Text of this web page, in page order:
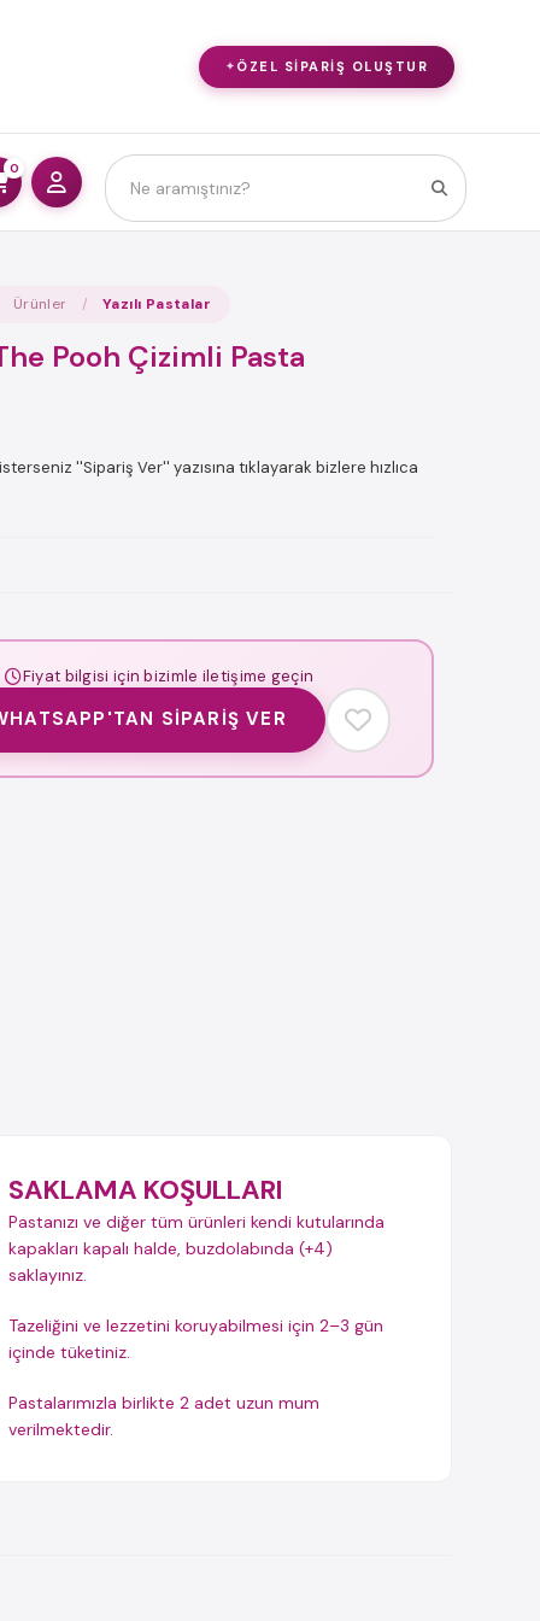
ÖZEL SIPARIŞ OLUŞTUR
0
Ürünler Yazılı Pastalar
Pooh Çizimli Pasta
''Sipariş Ver'' yazısına tıklayarak bizlere hızlıca
Fiyat bilgisi için bizimle iletişime geçin
SIPARIŞ VER
SAKLAMA KOŞULLARI
Pastanızı ve diğer tüm ürünleri kendi kutularında
kapakları kapalı halde, buzdolabında (+4)
saklayınız.
Tazeliğini ve lezzetini koruyabilmesi için 2–3 gün
içinde tüketiniz.
Pastalarımızla birlikte 2 adet uzun mum
verilmektedir.